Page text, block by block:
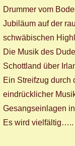
Drummer vom
Jubiläum auf der
schwäbischen
Die Musik des
Schottland über
Ein Streifzug durch
eindrücklicher
Gesangseinlagen
Es wird vielfältig…..